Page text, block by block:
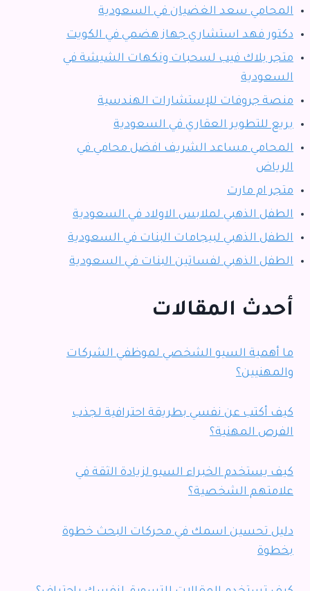
المحامي سعد الغضيان في السعودية
دكتور فهد استشاري جهاز هضمي في الكويت
متجر بلاك فيب لسحبات ونكهات الشيشة في
السعودية
منصة جروفات للإستشارات الهندسية
بريع للتطوير العقاري في السعودية
المحامي مساعد الشريف افضل محامي في
الرياض
متجر ام مارت
الطفل الذهبي لملابس الاولاد في السعودية
الطفل الذهبي لبيجامات البنات في السعودية
الطفل الذهبي لفساتين البنات في السعودية
أحدث المقالات
ما أهمية السيو الشخصي لموظفي الشركات
والمهنيين؟
كيف أكتب عن نفسي بطريقة احترافية لجذب
الفرص المهنية؟
كيف يستخدم الخبراء السيو لزيادة الثقة في
علامتهم الشخصية؟
دليل تحسين اسمك في محركات البحث خطوة
بخطوة